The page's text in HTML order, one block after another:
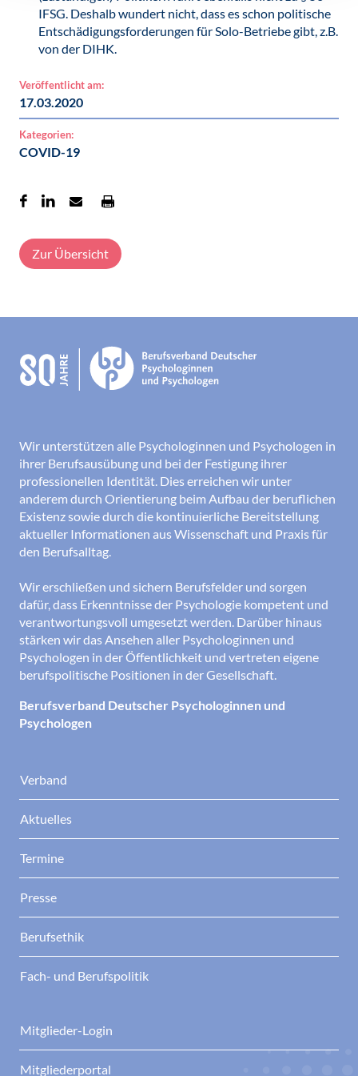
IFSG. Deshalb wundert nicht, dass es schon politische
Entschädigungsforderungen für Solo-Betriebe gibt, z.B.
von der DIHK.
Veröffentlicht am:
17.03.2020
Kategorien:
COVID-19
Zur Übersicht
Wir unterstützen alle Psychologinnen und Psychologen in
ihrer Berufsausübung und bei der Festigung ihrer
professionellen Identität. Dies erreichen wir unter
anderem durch Orientierung beim Aufbau der beruflichen
Existenz sowie durch die kontinuierliche Bereitstellung
aktueller Informationen aus Wissenschaft und Praxis für
den Berufsalltag.
Wir erschließen und sichern Berufsfelder und sorgen
dafür, dass Erkenntnisse der Psychologie kompetent und
verantwortungsvoll umgesetzt werden. Darüber hinaus
stärken wir das Ansehen aller Psychologinnen und
Psychologen in der Öffentlichkeit und vertreten eigene
berufspolitische Positionen in der Gesellschaft.
Berufsverband Deutscher Psychologinnen und
Psychologen
Verband
Aktuelles
Termine
Presse
Berufsethik
Fach- und Berufspolitik
Mitglieder-Login
Mitgliederportal